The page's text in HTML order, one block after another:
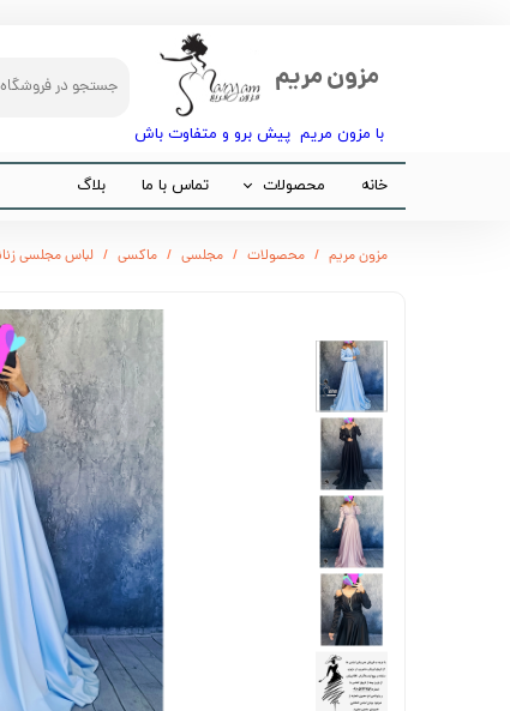
مزون مریم
با مزون مریم پیش برو و متفاوت باش​​​​​​​
خانه محصولات تماس با ما بلاگ
مزون مریم محصولات مجلسی ماکسی لباس مجلسی